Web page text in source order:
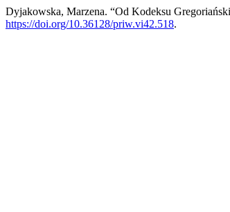
Dyjakowska, Marzena. “Od Kodeksu
https://doi.org/10.36128/priw.vi42.518.